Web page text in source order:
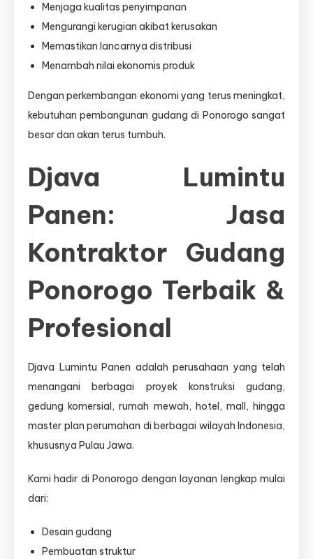
Menjaga kualitas penyimpanan
Mengurangi kerugian akibat kerusakan
Memastikan lancarnya distribusi
Menambah nilai ekonomis produk
Dengan perkembangan ekonomi yang terus meningkat,
kebutuhan pembangunan gudang di Ponorogo sangat
besar dan akan terus tumbuh.
Djava Lumintu
Panen: Jasa
Kontraktor Gudang
Ponorogo Terbaik &
Profesional
Djava Lumintu Panen adalah perusahaan yang telah
menangani berbagai proyek konstruksi gudang,
gedung komersial, rumah mewah, hotel, mall, hingga
master plan perumahan di berbagai wilayah Indonesia,
khususnya Pulau Jawa.
Kami hadir di Ponorogo dengan layanan lengkap mulai
dari:
Desain gudang
Pembuatan struktur